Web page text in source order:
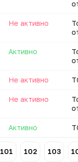
Не активно
Активно
Не активно
Не активно
Активно
101 102 103